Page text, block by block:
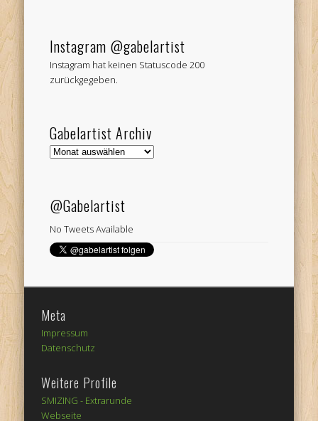
Instagram @gabelartist
Instagram hat keinen Statuscode 200
zurückgegeben.
Gabelartist Archiv
Gabelartist
@Gabelartist
No Tweets Available
Meta
Impressum
Datenschutz
Weitere Profile
SMIZING - Extrarunde
Webseite